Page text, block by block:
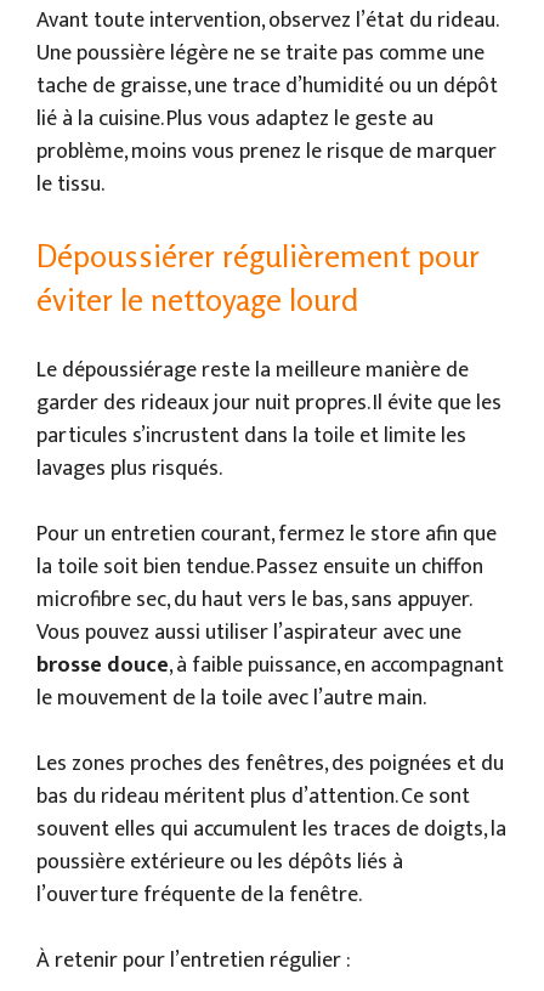
Avant toute intervention, observez l’état du rideau.
Une poussière légère ne se traite pas comme une
tache de graisse, une trace d’humidité ou un dépôt
lié à la cuisine. Plus vous adaptez le geste au
problème, moins vous prenez le risque de marquer
le tissu.
Dépoussiérer régulièrement pour
éviter le nettoyage lourd
Le dépoussiérage reste la meilleure manière de
garder des rideaux jour nuit propres. Il évite que les
particules s’incrustent dans la toile et limite les
lavages plus risqués.
Pour un entretien courant, fermez le store afin que
la toile soit bien tendue. Passez ensuite un chiffon
microfibre sec, du haut vers le bas, sans appuyer.
Vous pouvez aussi utiliser l’aspirateur avec une
brosse douce, à faible puissance, en accompagnant
le mouvement de la toile avec l’autre main.
Les zones proches des fenêtres, des poignées et du
bas du rideau méritent plus d’attention. Ce sont
souvent elles qui accumulent les traces de doigts, la
poussière extérieure ou les dépôts liés à
l’ouverture fréquente de la fenêtre.
À retenir pour l’entretien régulier :